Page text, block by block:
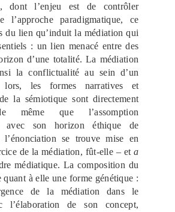
dont l’enjeu est de contrôler
l’approche paradigmatique, ce
du lien qu’induit la médiation qui
: un lien menacé entre des
d’une totalité. La médiation
la conflictualité au sein d’un
lors, les formes narratives et
la sémiotique sont directement
même que l’assomption
avec son horizon éthique de
l’énonciation se trouve mise en
de la médiation, fût-elle – et a
médiatique. La composition du
quant à elle une forme génétique :
de la médiation dans le
l’élaboration de son concept,